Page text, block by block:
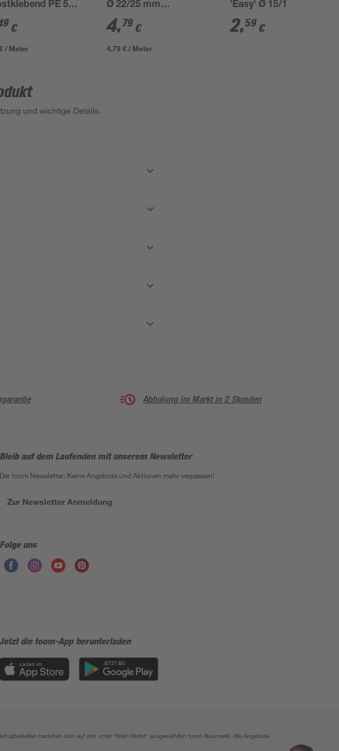
PE 50
10 m
€
/ Meter
Ø 22/25 mm
Dämmstärke
selbstklebend, 1 m
4,79 €
4,79 € / Meter
'Easy' Ø 15/13 mm
Dämmstärke,
selbstklebend
2,59 €
und wichtige Details.
Abholung im Markt in 2 Stunden
Bleib auf dem Laufenden mit unserem Newsletter
Der toom Newsletter: Keine Angebote und Aktionen mehr verpassen!
Zur Newsletter Anmeldung
Folge uns
Jetzt die toom-App herunterladen
beziehen sich auf den unter "Mein Markt" ausgewählten toom Baumarkt. Alle Angebote